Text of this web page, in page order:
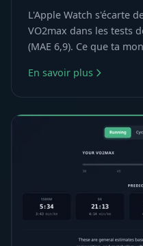
L'Apple Watch s'écarte
VO2max dans les tests
(MAE 6,9). Ce que ta
En savoir plus